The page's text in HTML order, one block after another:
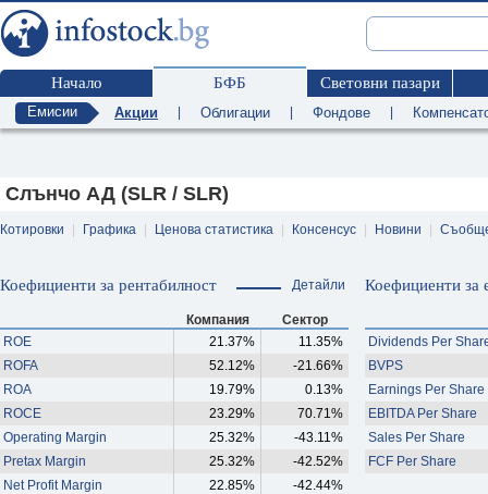
Начало БФБ Световни пазари
Емисии Акции Облигации Фондове
Слънчо АД (SLR / SLR)
Котировки Графика Ценова статистика Консенсус Новини
Коефициенти за рентабилност Детайли
Компания
Сектор
ROE
21.37%
11.35%
ROFA
52.12%
-21.66%
ROA
19.79%
0.13%
ROCE
23.29%
70.71%
Operating Margin
25.32%
-43.11%
Pretax Margin
25.32%
-42.52%
Net Profit Margin
22.85%
-42.44%
Коефициенти за
Dividends Per
BVPS
Earnings Per Share
EBITDA Per Share
Sales Per Share
FCF Per Share